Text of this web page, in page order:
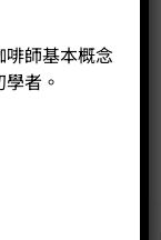
is:
HK$504.00.
+ 師基本概念
者。